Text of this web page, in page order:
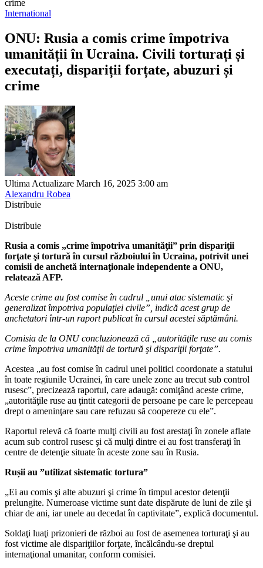
crime
International
ONU: Rusia a comis crime împotriva
umanității în Ucraina. Civili torturați și
executați, dispariții forțate, abuzuri și
crime
Ultima Actualizare March 16, 2025 3:00 am
Alexandru Robea
Distribuie
Distribuie
Rusia a comis „crime împotriva umanităţii” prin dispariţii
forţate şi tortură în cursul războiului în Ucraina, potrivit unei
comisii de anchetă internaţionale independente a ONU,
relatează AFP.
Aceste crime au fost comise în cadrul „unui atac sistematic şi
generalizat împotriva populaţiei civile”, indică acest grup de
anchetatori într-un raport publicat în cursul acestei săptămâni.
Comisia de la ONU concluzionează că „autorităţile ruse au comis
crime împotriva umanităţii de tortură şi dispariţii forţate”.
Acestea „au fost comise în cadrul unei politici coordonate a statului
în toate regiunile Ucrainei, în care unele zone au trecut sub control
rusesc”, precizează raportul, care adaugă: comiţând aceste crime,
„autorităţile ruse au ţintit categorii de persoane pe care le percepeau
drept o ameninţare sau care refuzau să coopereze cu ele”.
Raportul relevă că foarte mulţi civili au fost arestaţi în zonele aflate
acum sub control rusesc şi că mulţi dintre ei au fost transferaţi în
centre de detenţie situate în aceste zone sau în Rusia.
Rușii au ”utilizat sistematic tortura”
„Ei au comis şi alte abuzuri şi crime în timpul acestor detenţii
prelungite. Numeroase victime sunt date dispărute de luni de zile şi
chiar de ani, iar unele au decedat în captivitate”, explică documentul.
Soldaţi luaţi prizonieri de război au fost de asemenea torturaţi şi au
fost victime ale dispariţiilor forţate, încălcându-se dreptul
internaţional umanitar, conform comisiei.